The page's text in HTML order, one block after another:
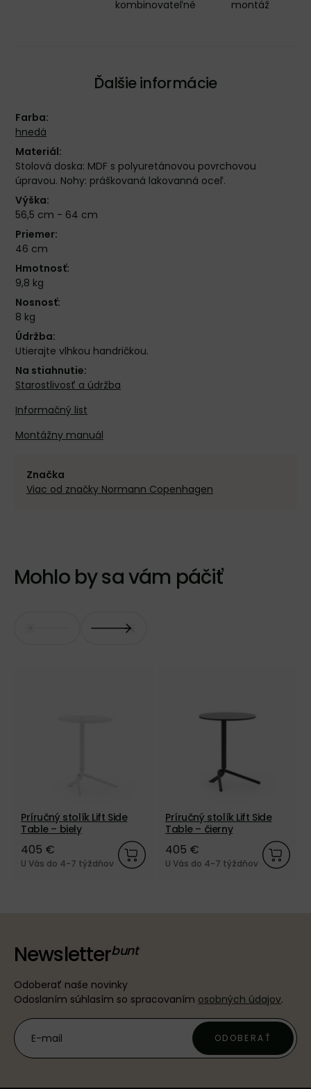
kombinovateľné
montáž
Ďalšie informácie
Farba:
hnedá
Materiál:
Stolová doska: MDF s polyuretánovou povrchovou
úpravou. Nohy: práškovaná lakovanná oceľ.
Výška:
56,5 cm - 64 cm
Priemer:
46 cm
Hmotnosť:
9,8 kg
Nosnosť:
8 kg
Údržba:
Utierajte vlhkou handričkou.
Na stiahnutie:
Starostlivosť a údržba
Informačný list
Montážny manuál
Značka
Viac od značky Normann Copenhagen
Mohlo by sa vám páčiť
Príručný stolík Lift Side
Table – biely
405 €
U Vás do 4-7 týždňov
Príručný stolík Lift Side
Table – čierny
405 €
U Vás do 4-7 týždňov
Newsletter
Odoberať naše novinky
Odoslaním súhlasím so spracovaním osobných údajov.
ODOBERAŤ